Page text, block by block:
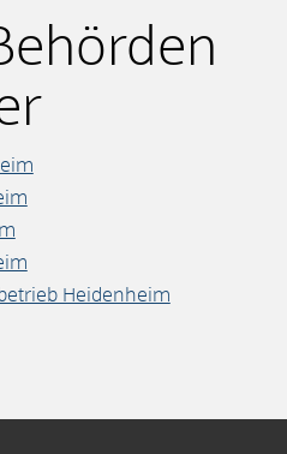
Heidenheim